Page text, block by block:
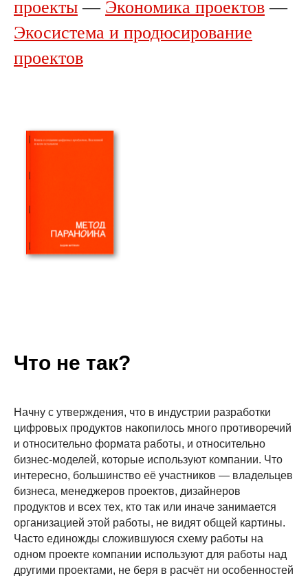
проекты — Экономика проектов —
Экосистема и продюсирование
проектов
Что не так?
Начну с утверждения, что в индустрии разработки
цифровых продуктов накопилось много противоречий
и относительно формата работы, и относительно
бизнес-моделей, которые используют компании. Что
интересно, большинство её участников — владельцев
бизнеса, менеджеров проектов, дизайнеров
продуктов и всех тех, кто так или иначе занимается
организацией этой работы, не видят общей картины.
Часто единожды сложившуюся схему работы на
одном проекте компании используют для работы над
другими проектами, не беря в расчёт ни особенностей